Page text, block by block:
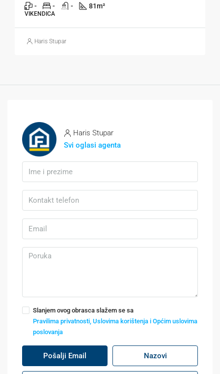
- - - 81m²
VIKENDICA
Haris Stupar
Haris Stupar
Svi oglasi agenta
Slanjem ovog obrasca slažem se sa
Pravilima privatnosti, Uslovima korištenja i Općim uslovima
poslovanja
Pošalji Email Nazovi